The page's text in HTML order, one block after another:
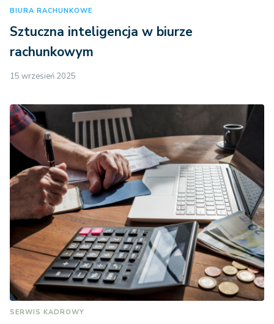
BIURA RACHUNKOWE
Sztuczna inteligencja w biurze
rachunkowym
15 wrzesień 2025
SERWIS KADROWY